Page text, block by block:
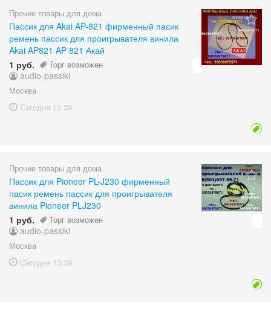
Прочие товары для дома
Пассик для Akai AP-821 фирменный пасик
ремень пассик для проигрывателя винила
Akai AP821 AP 821 Акай
1 руб.
Торг возможен
audio-passiki
Москва
Сегодня 13:39
Прочие товары для дома
Пассик для Pioneer PL-J230 фирменный
пасик ремень пассик для проигрывателя
винила Pioneer PLJ230
1 руб.
Торг возможен
audio-passiki
Москва
Сегодня 13:39